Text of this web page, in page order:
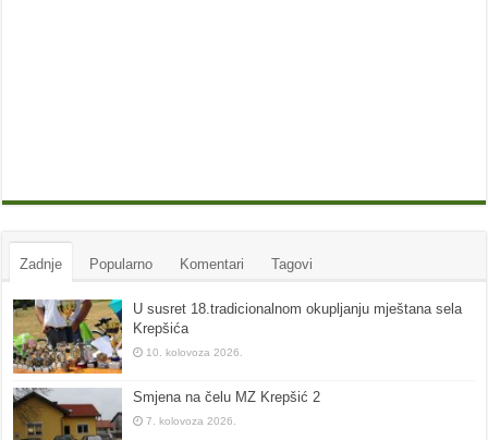
Zadnje Popularno Komentari Tagovi
U susret 18.tradicionalnom okupljanju mještana sela
Krepšića
10. kolovoza 2026.
Smjena na čelu MZ Krepšić 2
7. kolovoza 2026.